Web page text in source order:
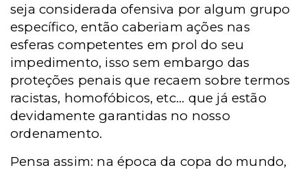
seja considerada ofensiva por algum grupo
específico, então caberiam ações nas
esferas competentes em prol do seu
impedimento, isso sem embargo das
proteções penais que recaem sobre termos
racistas, homofóbicos, etc... que já estão
devidamente garantidas no nosso
ordenamento.
Pensa assim: na época da copa do mundo,